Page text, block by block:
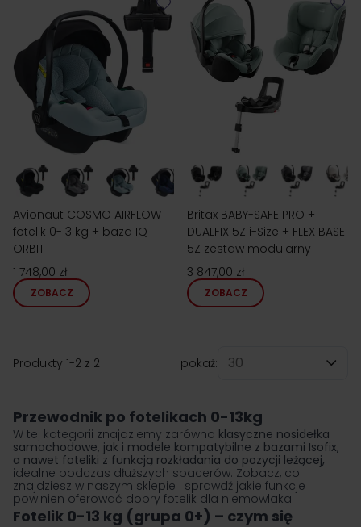
Avionaut COSMO AIRFLOW
fotelik 0-13 kg + baza IQ
ORBIT
1 748,00 zł
ZOBACZ
Britax BABY-SAFE PRO +
DUALFIX 5Z i-Size + FLEX BASE
5Z zestaw modularny
3 847,00 zł
ZOBACZ
Produkty 1-2 z 2
pokaż:
Przewodnik po fotelikach 0-13kg
W tej kategorii znajdziemy zarówno klasyczne nosidełka
samochodowe, jak i modele kompatybilne z bazami Isofix,
a nawet foteliki z funkcją rozkładania do pozycji leżącej,
idealne podczas dłuższych spacerów. Zobacz, co
znajdziesz w naszym sklepie i sprawdź jakie funkcje
powinien oferować dobry fotelik dla niemowlaka!
Fotelik 0-13 kg (grupa 0+) – czym się